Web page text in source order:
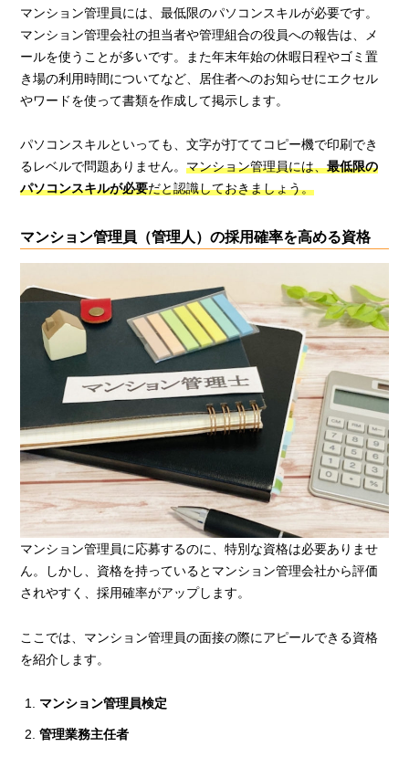
マンション管理員には、最低限のパソコンスキルが必要です。
マンション管理会社の担当者や管理組合の役員への報告は、メ
ールを使うことが多いです。また年末年始の休暇日程やゴミ置
き場の利用時間についてなど、居住者へのお知らせにエクセル
やワードを使って書類を作成して掲示します。
パソコンスキルといっても、文字が打ててコピー機で印刷でき
るレベルで問題ありません。マンション管理員には、最低限の
パソコンスキルが必要だと認識しておきましょう。
マンション管理員（管理人）の採用確率を高める資格
マンション管理員に応募するのに、特別な資格は必要ありませ
ん。しかし、資格を持っているとマンション管理会社から評価
されやすく、採用確率がアップします。
ここでは、マンション管理員の面接の際にアピールできる資格
を紹介します。
マンション管理員検定
管理業務主任者